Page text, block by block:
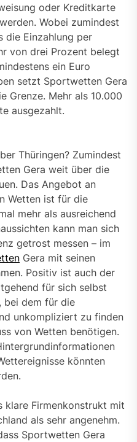
oder Kreditkarte
Wobei zumindest
die Einzahlung per
von drei Prozent belegt
ein Euro
setzt Sportwetten Gera
Grenze. Mehr als 10.000
ausgezahlt.
Thüringen? Zumindest
Gera weit über die
Das Angebot an
Wetten ist für die
mehr als ausreichend
kann man sich
getrost messen – im
Gera mit seinen
Positiv ist auch der
für sich selbst
bei dem für die
unkompliziert zu finden
von Wetten benötigen.
könnten
klare Firmenkonstrukt mit
als sehr angenehm.
Sportwetten Gera